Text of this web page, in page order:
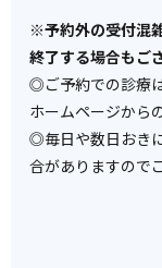
※予約外の受付混
終了する場合もご
◎ご予約での診療
ホームページから
◎毎日や数日おき
合がありますので